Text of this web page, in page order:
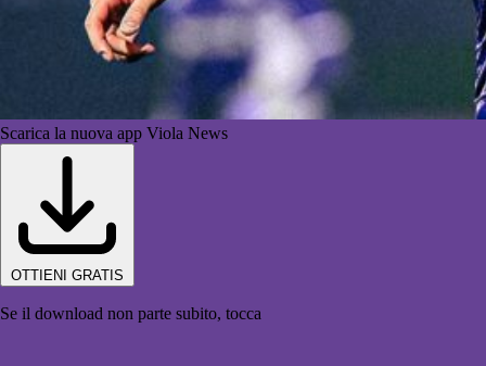
Scarica la nuova app Viola News
OTTIENI GRATIS
Se il download non parte subito, tocca